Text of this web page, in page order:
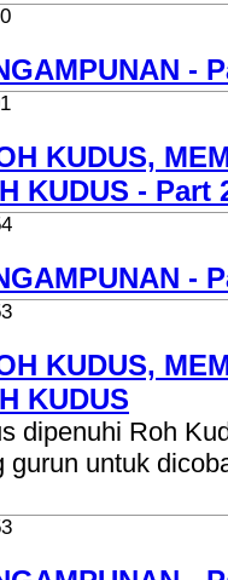
-
KUDUS,
KUDUS - Part
-
KUDUS,
KUDUS
dipenuhi Roh
gurun untuk